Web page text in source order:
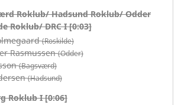
Roklub/ Hadsund Roklub/ Odder
Roklub/ DRC I [0:03]
(Roskilde)
Rasmussen(Odder)
(Bagsværd)
(Hadsund)
Roklub I [0:06]